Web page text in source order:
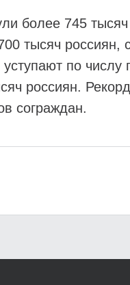
более 745 тысяч
тысяч россиян,
по
россиян.
сограждан.